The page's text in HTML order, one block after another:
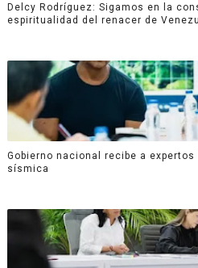
Delcy Rodríguez: Sigamos en la
espiritualidad del renacer de
Gobierno nacional recibe a
sísmica